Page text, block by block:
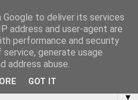
▼
to deliver its services
address and user-agent are
performance and security
generate usage
address abuse.
GOT IT